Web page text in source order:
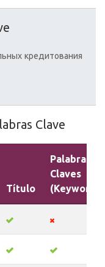
кредитования
Clave
Título
Palabras
Claves
(Keywords)